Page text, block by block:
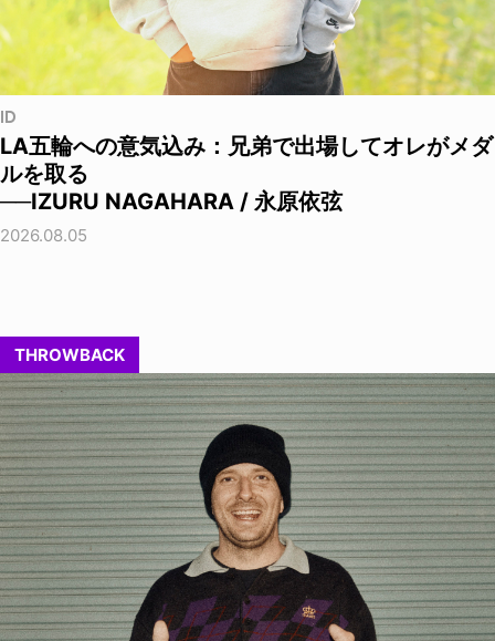
ID
LA五輪への意気込み：兄弟で出場してオレがメダ
ルを取る
──IZURU NAGAHARA / 永原依弦
2026.08.05
THROWBACK